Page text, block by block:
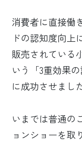
消費者に直接働
ドの認知度向上
販売されている
いう「3重効果
に成功させました
いまでは普通の
ョンショーを取